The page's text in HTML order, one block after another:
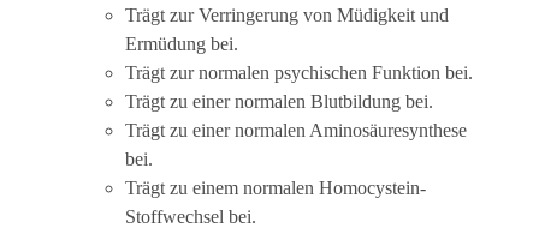
Trägt zur Verringerung von Müdigkeit und
Ermüdung bei.
Trägt zur normalen psychischen Funktion bei.
Trägt zu einer normalen Blutbildung bei.
Trägt zu einer normalen Aminosäuresynthese
bei.
Trägt zu einem normalen Homocystein-
Stoffwechsel bei.